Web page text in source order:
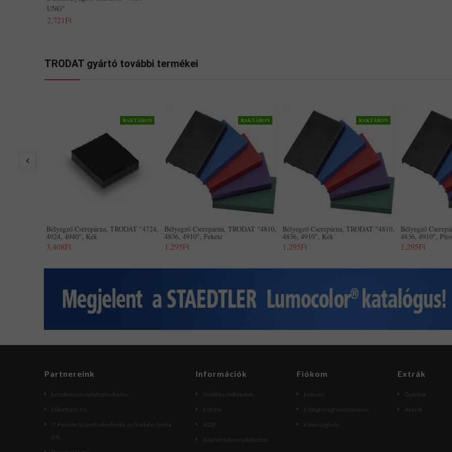
UNG"
2,721Ft
TRODAT gyártó további termékei
RAKTÁRON
Bélyegző Cserepárna, TRODAT "4724,
4924, 4940", Kék
3,408Ft
RAKTÁRON
Bélyegző Cserepárna, TRODAT "4810,
4836, 4910", Fekete
1,295Ft
RAKTÁRON
Bélyegző Cserepárna, TRODAT "4810,
4836, 4910", Kék
1,295Ft
Bélyegző
4836, 4910",
1,295Ft
Partnereink
kecskemetirodatechnika.hu
Etikettem.hu
IT Pavilon Számítástechnika és Irodatechnika
Kft.
Információk
Szállítási feltételek
Rólunk
ÁSZF
Adatvédelmi nyilatkozat
Fiókom
Fiókom
Eddigi megrendeléseim
Kívánságlista
Extrák
Gyártók
Akciók